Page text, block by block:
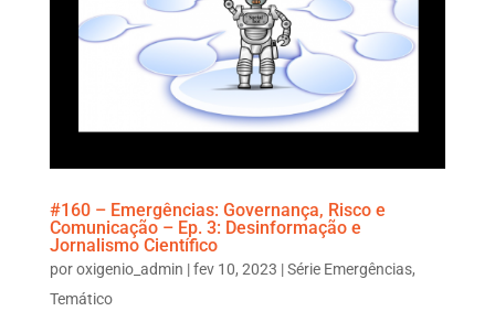
#160 – Emergências: Governança, Risco e
Comunicação – Ep. 3: Desinformação e
Jornalismo Científico
poroxigenio_admin |fev 10, 2023 |Série Emergências,
Temático